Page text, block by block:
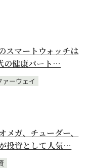
スマートウォッチは
の健康パート…
ァーウェイ
メガ、チューダー、
投資として人気…